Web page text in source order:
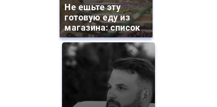
Не ешьте эту
готовую еду из
магазина: список